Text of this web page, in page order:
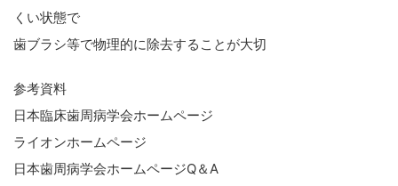
くい状態で
歯ブラシ等で物理的に除去することが大切
参考資料
日本臨床歯周病学会ホームページ
ライオンホームページ
日本歯周病学会ホームページQ＆A